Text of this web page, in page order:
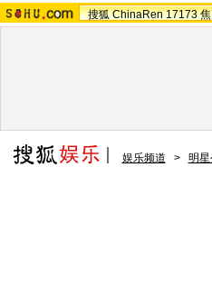
搜狐 ChinaRen 17173
娱乐频道 > 明